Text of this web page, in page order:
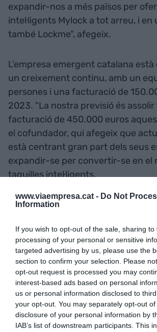
www.viaempresa.cat - Do Not
Information
If you wish to opt-out of the sale, sharing
processing of your personal or sensitive
targeted advertising by us, please use the
section to confirm your selection. Please
opt-out request is processed you may
interest-based ads based on personal
us or personal information disclosed to
your opt-out. You may separately opt-out
disclosure of your personal information by
IAB’s list of downstream participants. This
expandir-nos a més països per
intel·ligents Mylock a tot arreu, i
també Lockme", afegeix.
L'empresa emergent catalana
un creixement continu, amb un
persones i una facturació de
2023. "La nostra previsió és
facturació de 450.000 euros
el cofundador, qui afegeix que
està centrant gran part dels seus
expandir-se per convertir-se en el
taquilles intel·ligents.